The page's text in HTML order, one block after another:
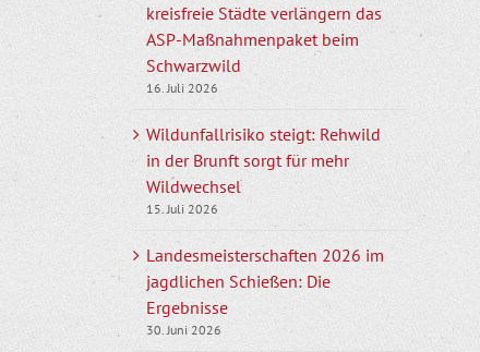
kreisfreie Städte verlängern das
ASP-Maßnahmenpaket beim
Schwarzwild
16. Juli 2026
Wildunfallrisiko steigt: Rehwild
in der Brunft sorgt für mehr
Wildwechsel
15. Juli 2026
Landesmeisterschaften 2026 im
jagdlichen Schießen: Die
Ergebnisse
30. Juni 2026